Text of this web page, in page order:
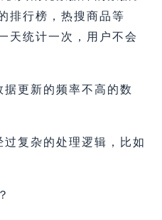
排行榜，热搜商品等
天统计一次，用户不会
更新的频率不高的数
复杂的处理逻辑，比如